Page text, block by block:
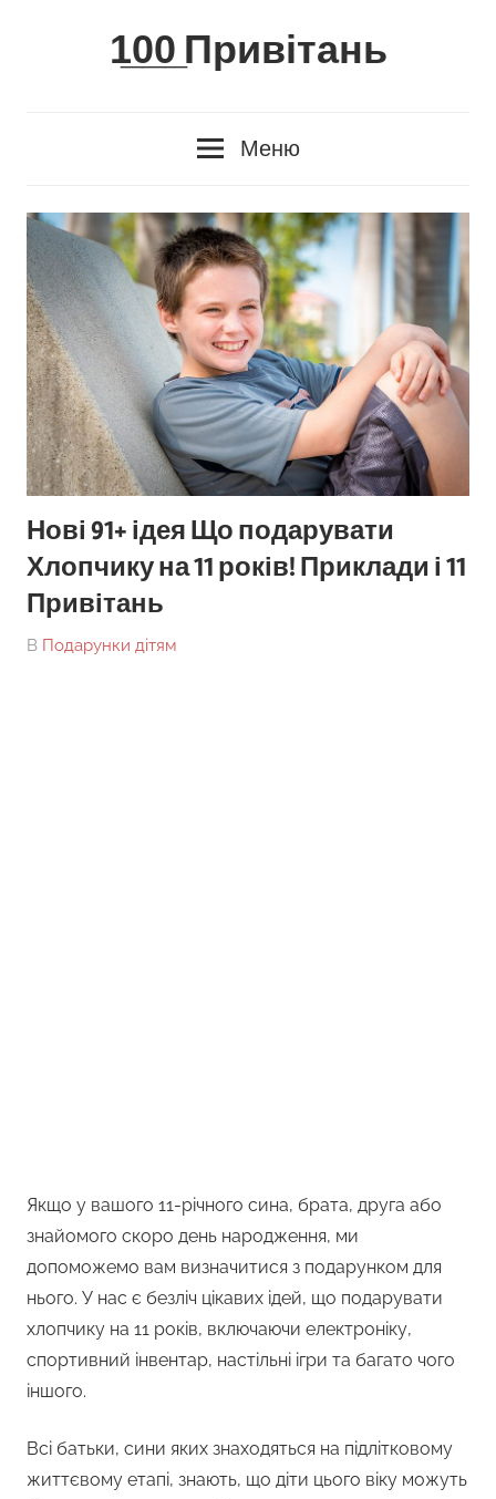
1̲0̲0̲ Привітань
Меню
Нові 91+ ідея Що подарувати
Хлопчику на 11 років! Приклади і 11
Привітань
On
By
В Подарунки дітям
Якщо у вашого 11-річного сина, брата, друга або
знайомого скоро день народження, ми
допоможемо вам визначитися з подарунком для
нього. У нас є безліч цікавих ідей, що подарувати
хлопчику на 11 років, включаючи електроніку,
спортивний інвентар, настільні ігри та багато чого
іншого.
Всі батьки, сини яких знаходяться на підлітковому
життєвому етапі, знають, що діти цього віку можуть